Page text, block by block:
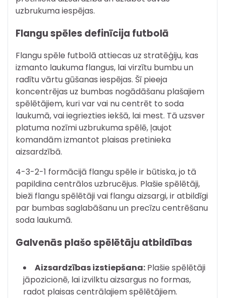
uzbrukuma iespējas.
Flangu spēles definīcija futbolā
Flangu spēle futbolā attiecas uz stratēģiju, kas
izmanto laukuma flangus, lai virzītu bumbu un
radītu vārtu gūšanas iespējas. Šī pieeja
koncentrējas uz bumbas nogādāšanu plašajiem
spēlētājiem, kuri var vai nu centrēt to soda
laukumā, vai iegriezties iekšā, lai mest. Tā uzsver
platuma nozīmi uzbrukuma spēlē, ļaujot
komandām izmantot plaisas pretinieka
aizsardzībā.
4-3-2-1 formācijā flangu spēle ir būtiska, jo tā
papildina centrālos uzbrucējus. Plašie spēlētāji,
bieži flangu spēlētāji vai flangu aizsargi, ir atbildīgi
par bumbas saglabāšanu un precīzu centrēšanu
soda laukumā.
Galvenās plašo spēlētāju atbildības
Aizsardzības izstiepšana: Plašie spēlētāji
jāpozicionē, lai izvilktu aizsargus no formas,
radot plaisas centrālajiem spēlētājiem.